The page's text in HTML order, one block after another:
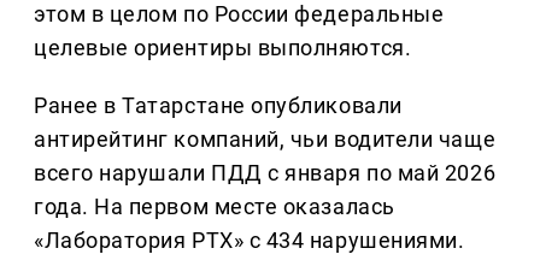
этом в целом по России федеральные
целевые ориентиры выполняются.
Ранее в Татарстане опубликовали
антирейтинг компаний, чьи водители чаще
всего нарушали ПДД с января по май 2026
года. На первом месте оказалась
«Лаборатория РТХ» с 434 нарушениями.